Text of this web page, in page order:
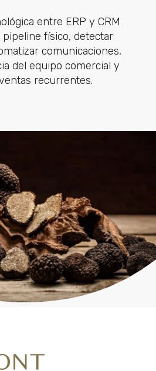
entre ERP y CRM
físico, detectar
comunicaciones,
del equipo comercial y
recurrentes.